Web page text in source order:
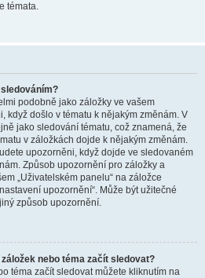
témata.
podobně jako záložky ve vašem
když došlo v tématu k nějakým změnám. V
jako sledování tématu, což znamená, že
v záložkách dojde k nějakým změnám.
upozorněni, když dojde ve sledovaném
Způsob upozornění pro záložky a
„Uživatelském panelu“ na záložce
upozornění“. Může být užitečné
způsob upozornění.
nebo téma začít sledovat?
téma začít sledovat můžete kliknutím na